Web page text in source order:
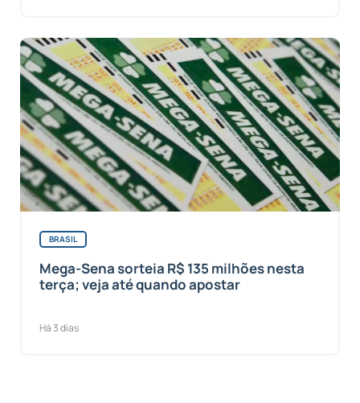
BRASIL
Mega-Sena sorteia R$ 135 milhões nesta
terça; veja até quando apostar
Há 3 dias